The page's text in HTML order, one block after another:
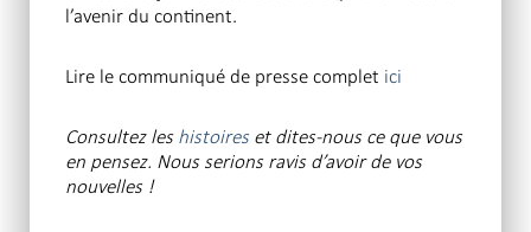
l’avenir du continent.
Lire le communiqué de presse complet ici
Consultez leshistoires et dites-nous ce que vous
en pensez. Nous serions ravis d’avoir de vos
nouvelles !